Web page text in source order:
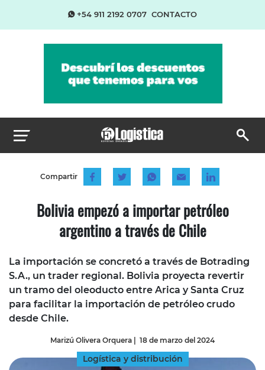
+54 911 2192 0707 CONTACTO
Compartir
Bolivia empezó a importar petróleo
argentino a través de Chile
La importación se concretó a través de Botrading
S.A., un trader regional. Bolivia proyecta revertir
un tramo del oleoducto entre Arica y Santa Cruz
para facilitar la importación de petróleo crudo
desde Chile.
Marizú Olivera Orquera | 18 de marzo del 2024
Logística y distribución